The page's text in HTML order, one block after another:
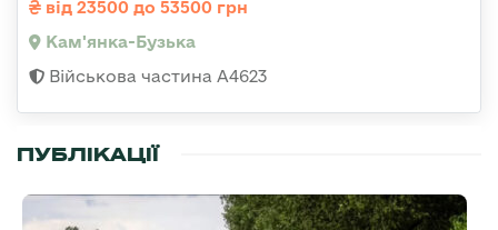
від 23500 до 53500 грн
Кам'янка-Бузька
Військова частина А4623
ПУБЛІКАЦІЇ